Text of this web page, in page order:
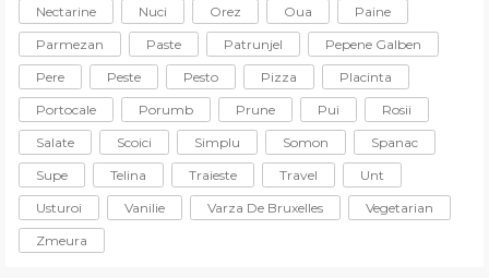
Nectarine
Nuci Orez Oua
Paine
Parmezan
Paste Patrunjel
Pepene Galben
Pere
Peste Pesto Pizza
Placinta
Portocale
Porumb Prune Pui
Rosii
Salate
Scoici Simplu Somon
Spanac
Supe
Telina Traieste Travel
Unt
Usturoi
Vanilie Varza De Bruxelles
Vegetarian
Zmeura